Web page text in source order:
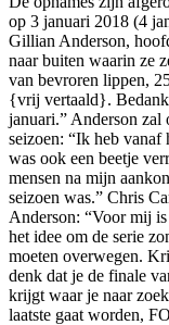
op 3 januari 2018 (4
Gillian Anderson,
naar buiten waarin ze
van bevroren lippen,
{vrij vertaald}.
januari.” Anderson zal
seizoen: “Ik heb
was ook een beetje
mensen na mijn
seizoen was.” Chris
Anderson: “Voor mij
het idee om de serie
moeten overwegen.
denk dat je de finale
krijgt waar je naar
laatste gaat worden,